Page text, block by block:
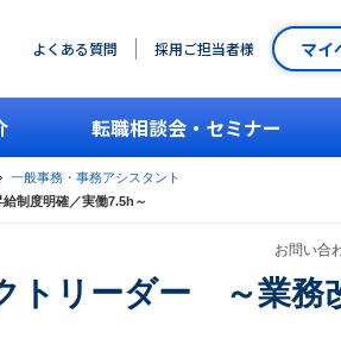
よくある質問 採用ご担当者様 マイ
転職相談会・セミナー
一般事務・事務アシスタント
制度明確／実働7.5h～
お問い合
トリーダー ～業務